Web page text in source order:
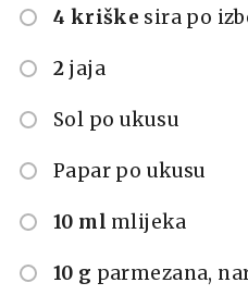
4 kriške sira po
2 jaja
Sol po ukusu
Papar po ukusu
10 ml mlijeka
10 g parmezana,